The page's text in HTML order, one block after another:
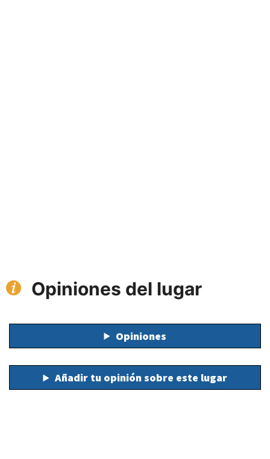
Opiniones del lugar
Opiniones
Añadir tu opinión sobre este lugar